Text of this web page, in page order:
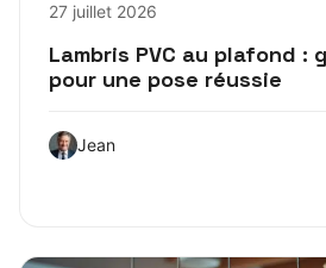
27 juillet 2026
Lambris PVC au plafond :
pour une pose réussie
Jean